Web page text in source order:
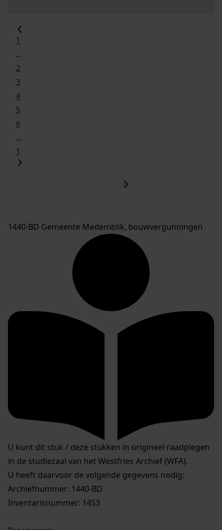
1
...
2
3
4
5
6
...
1
1440-BD Gemeente Medemblik, bouwvergunningen
U kunt dit stuk / deze stukken in origineel raadplegen
in de studiezaal van het Westfries Archief (WFA).
U heeft daarvoor de volgende gegevens nodig:
Archiefnummer: 1440-BD
Inventarisnummer: 1453